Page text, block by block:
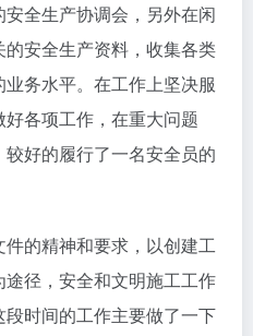
全生产协调会，另外在闲
安全生产资料，收集各类
务水平。在工作上坚决服
各项工作，在重大问题
好的履行了一名安全员的
的精神和要求，以创建工
径，安全和文明施工工作
时间的工作主要做了一下